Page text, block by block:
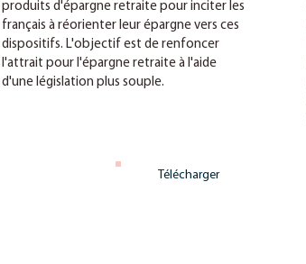
produits d'épargne retraite pour inciter les
français à réorienter leur épargne vers ces
dispositifs. L'objectif est de renfoncer
l'attrait pour l'épargne retraite à l'aide
d'une législation plus souple.
Télécharger